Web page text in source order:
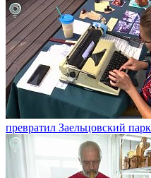
превратил Заельцовский